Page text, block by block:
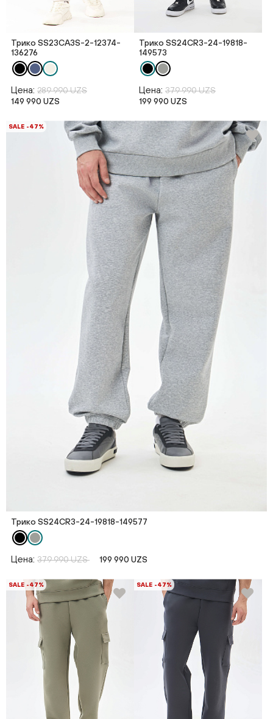
Трико SS23CA3S-2-12374-
136276
Цена: 289 990 UZS
149 990 UZS
Трико SS24CR3-24-19818-
149573
Цена: 379 990 UZS
199 990 UZS
SALE -47%
Трико SS24CR3-24-19818-149577
Цена: 379 990 UZS 199 990 UZS
SALE -47% SALE -47%